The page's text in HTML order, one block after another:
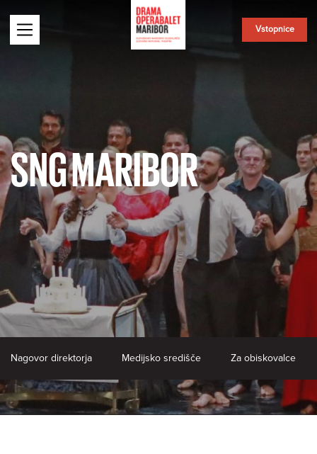
Vstopnice
SNG MARIBOR
Nagovor direktorja Medijsko središče Za obiskovalce